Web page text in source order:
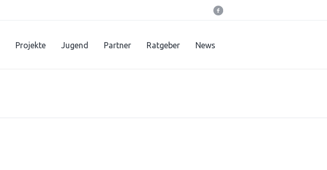
Projekte Jugend Partner Ratgeber News